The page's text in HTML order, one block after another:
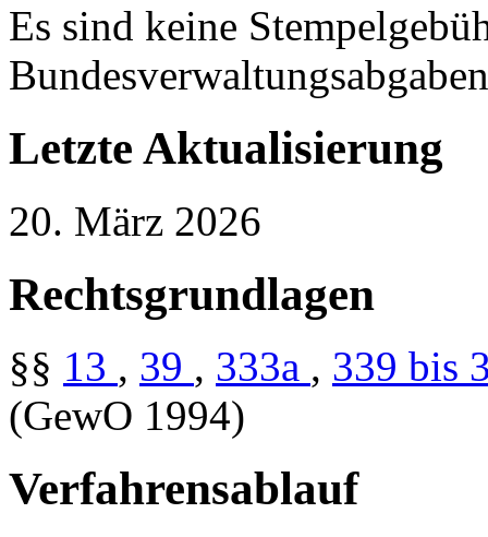
Es sind keine
Letzte Aktualisierung
20. März 2026
Rechtsgrundlagen
§§ 13 , 39 , 333a , 339 bis
(GewO 1994)
Verfahrensablauf